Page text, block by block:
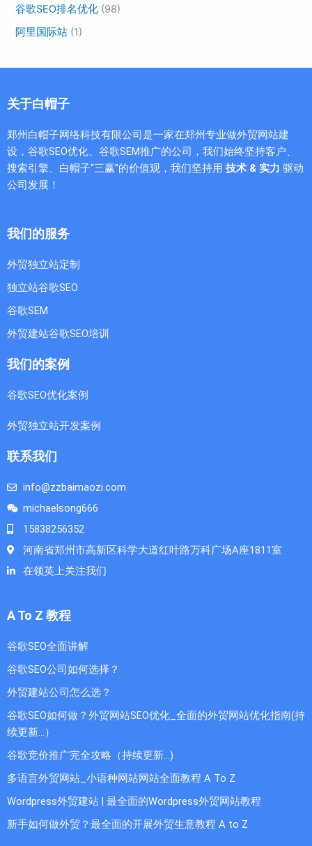
谷歌SEO排名优化 (98)
阿里国际站 (1)
关于白帽子
郑州白帽子网络科技有限公司是一家在郑州专业做外贸网站建
设，谷歌SEO优化、谷歌SEM推广的公司，我们始终坚持客户、
搜索引擎、白帽子“三赢”的价值观，我们坚持用 技术 & 实力 驱动
公司发展！
我们的服务
外贸独立站定制
独立站谷歌SEO
谷歌SEM
外贸建站谷歌SEO培训
我们的案例
谷歌SEO优化案例
外贸独立站开发案例
联系我们
info@zzbaimaozi.com
michaelsong666
15838256352
河南省郑州市高新区科学大道红叶路万科广场A座1811室
在领英上关注我们
A To Z 教程
谷歌SEO全面讲解
谷歌SEO公司如何选择？
外贸建站公司怎么选？
谷歌SEO如何做？外贸网站SEO优化_全面的外贸网站优化指南(持
续更新...）
谷歌竞价推广完全攻略（持续更新…)
多语言外贸网站_小语种网站网站全面教程 A To Z
Wordpress外贸建站 | 最全面的Wordpress外贸网站教程
新手如何做外贸？最全面的开展外贸生意教程 A to Z